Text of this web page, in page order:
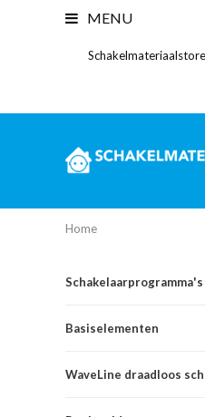
MENU
Home
Schakelaarprogramma's
Basiselementen
WaveLine draadloos